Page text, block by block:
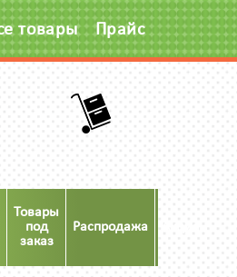
товары Прайс
Товары
под
заказ
Распродажа